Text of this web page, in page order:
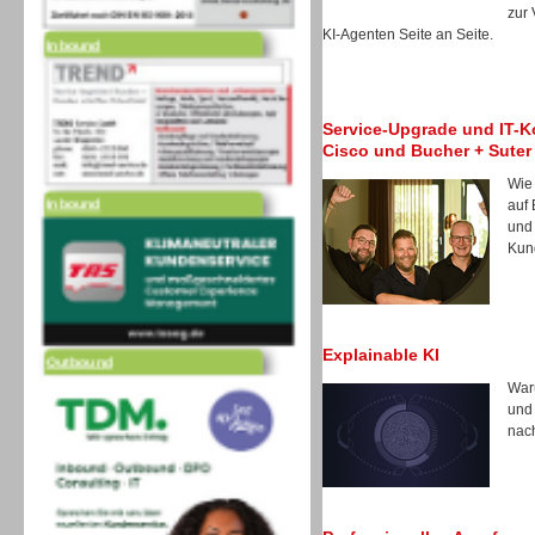
Inbound
Inbound
Outbound
zur
KI-Agenten Seite an Seite.
Service-Upgrade und IT-
Cisco und Bucher + Suter
auf
und
Explainable KI
und